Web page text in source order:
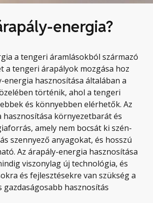
energia?
a tengeri áramlásokból származó
a tengeri árapályok mozgása hoz
energia hasznosítása általában a
történik, ahol a tengeri
és könnyebben elérhetők. Az
hasznosítása környezetbarát és
amely nem bocsát ki szén-
szennyező anyagokat, és hosszú
Az árapály-energia hasznosítása
viszonylag új technológia, és
és fejlesztésekre van szükség a
gazdaságosabb hasznosítás